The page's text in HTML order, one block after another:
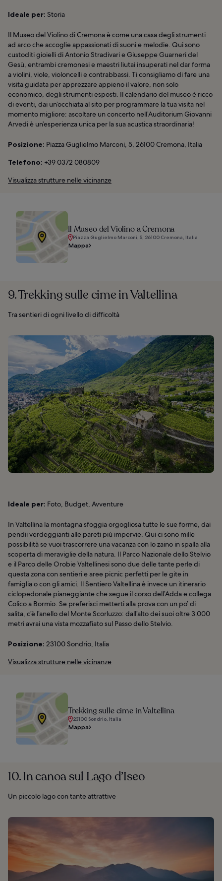
Ideale per: Storia
Il Museo del Violino di Cremona è come una casa degli strumenti
ad arco che accoglie appassionati di suoni e melodie. Qui sono
custoditi gioielli di Antonio Stradivari e Giuseppe Guarneri del
Gesù, entrambi cremonesi e maestri liutai insuperati nel dar forma
a violini, viole, violoncelli e contrabbassi. Ti consigliamo di fare una
visita guidata per apprezzare appieno il valore, non solo
economico, degli strumenti esposti. Il calendario del museo è ricco
di eventi, dai un’occhiata al sito per programmare la tua visita nel
momento migliore: ascoltare un concerto nell’Auditorium Giovanni
Arvedi è un’esperienza unica per la sua acustica straordinaria!
Posizione: Piazza Guglielmo Marconi, 5, 26100 Cremona, Italia
Telefono: +39 0372 080809
Visualizza strutture nelle vicinanze
Il Museo del Violino a Cremona
Piazza Guglielmo Marconi, 5, 26100 Cremona, Italia
Mappa
9. Trekking sulle cime in Valtellina
Tra sentieri di ogni livello di difficoltà
Ideale per: Foto, Budget, Avventure
In Valtellina la montagna sfoggia orgogliosa tutte le sue forme, dai
pendii verdeggianti alle pareti più impervie. Qui ci sono mille
possibilità se vuoi trascorrere una vacanza con lo zaino in spalla alla
scoperta di meraviglie della natura. Il Parco Nazionale dello Stelvio
e il Parco delle Orobie Valtellinesi sono due delle tante perle di
questa zona con sentieri e aree picnic perfetti per le gite in
famiglia o con gli amici. Il Sentiero Valtellina è invece un itinerario
ciclopedonale pianeggiante che segue il corso dell’Adda e collega
Colico a Bormio. Se preferisci metterti alla prova con un po’ di
salita, c’è l’anello del Monte Scorluzzo: dall’alto dei suoi oltre 3.000
metri avrai una vista mozzafiato sul Passo dello Stelvio.
Posizione: 23100 Sondrio, Italia
Visualizza strutture nelle vicinanze
Trekking sulle cime in Valtellina
23100 Sondrio, Italia
Mappa
10. In canoa sul Lago d’Iseo
Un piccolo lago con tante attrattive